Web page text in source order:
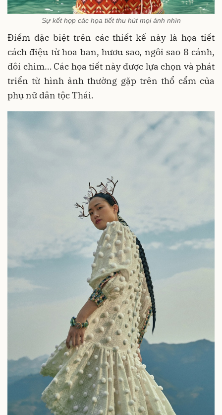
Sự kết hợp các họa tiết thu hút mọi ánh nhìn
Điểm đặc biệt trên các thiết kế này là họa tiết
cách điệu từ hoa ban, hươu sao, ngôi sao 8 cánh,
đôi chim… Các họa tiết này được lựa chọn và phát
triển từ hình ảnh thường gặp trên thổ cẩm của
phụ nữ dân tộc Thái.